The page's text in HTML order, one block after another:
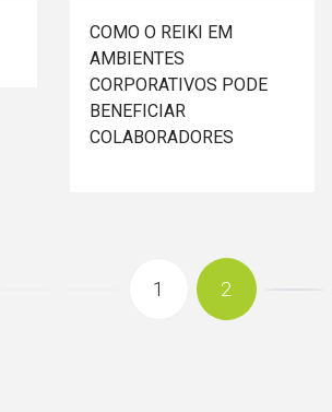
COMO O REIKI EM
AMBIENTES
CORPORATIVOS PODE
BENEFICIAR
COLABORADORES
1 2